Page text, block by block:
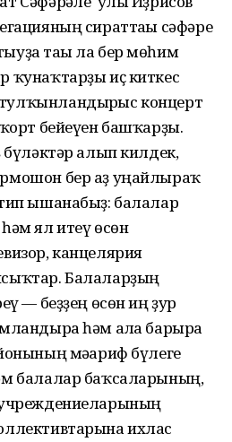
сираттағы сәфәре
тағы ла бер мөһим
ҡунаҡтарҙы иҫ киткес
концерт
бейеүен башҡарҙы.
бүләктәр алып килдек,
бер аҙ уңайлыраҡ
ышанабыҙ: балалар
ял итеү өсөн
канцелярия
Балаларҙың
— беҙҙең өсөн иң ҙур
һәм алға барырға
мәғариф бүлеге
балалар баҡсаларының,
ихлас